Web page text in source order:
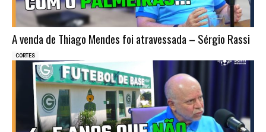
A venda de Thiago Mendes foi atravessada – Sérgio Rassi
CORTES